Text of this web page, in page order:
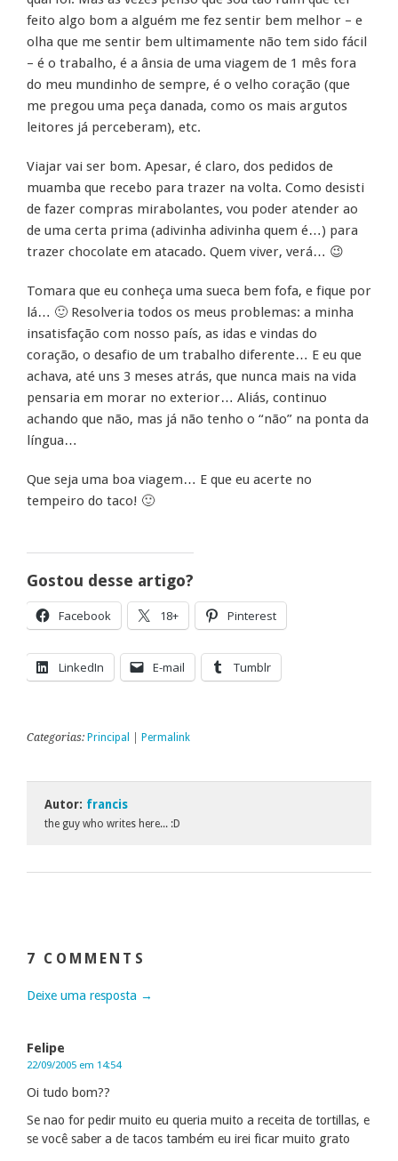
feito algo bom a alguém me fez sentir bem melhor – e
olha que me sentir bem ultimamente não tem sido fácil
– é o trabalho, é a ânsia de uma viagem de 1 mês fora
do meu mundinho de sempre, é o velho coração (que
me pregou uma peça danada, como os mais argutos
leitores já perceberam), etc.
Viajar vai ser bom. Apesar, é claro, dos pedidos de
muamba que recebo para trazer na volta. Como desisti
de fazer compras mirabolantes, vou poder atender ao
de uma certa prima (adivinha adivinha quem é…) para
trazer chocolate em atacado. Quem viver, verá… 😉
Tomara que eu conheça uma sueca bem fofa, e fique por
lá… 🙂 Resolveria todos os meus problemas: a minha
insatisfação com nosso país, as idas e vindas do
coração, o desafio de um trabalho diferente… E eu que
achava, até uns 3 meses atrás, que nunca mais na vida
pensaria em morar no exterior… Aliás, continuo
achando que não, mas já não tenho o “não” na ponta da
língua…
Que seja uma boa viagem… E que eu acerte no
tempeiro do taco! 🙂
Gostou desse artigo?
Facebook 18+ Pinterest
LinkedIn E-mail Tumblr
Categorias: Principal Permalink
Autor: francis
the guy who writes here... :D
7 COMMENTS
Deixe uma resposta →
Felipe
22/09/2005 em 14:54
Oi tudo bom??
Se nao for pedir muito eu queria muito a receita de tortillas, e
se você saber a de tacos também eu irei ficar muito grato